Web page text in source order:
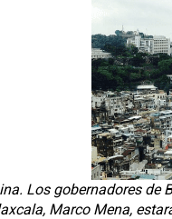
Los gobernadores
Marco Mena,